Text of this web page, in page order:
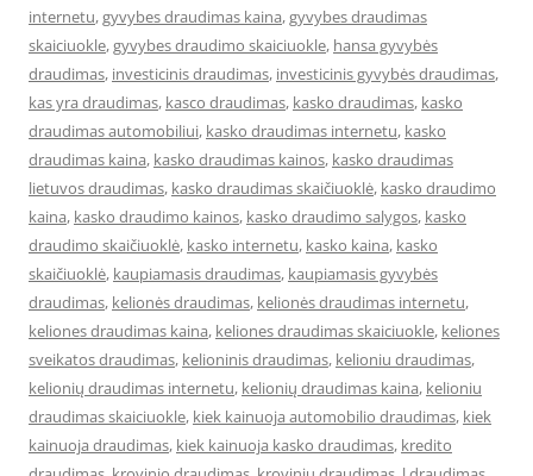
internetu,gyvybes draudimas kaina,gyvybes draudimas
skaiciuokle,gyvybes draudimo skaiciuokle, hansa gyvybės
draudimas, investicinis draudimas, investicinis gyvybės draudimas,
kas yra draudimas, kasco draudimas, kasko draudimas, kasko
draudimas automobiliui, kasko draudimas internetu, kasko
draudimas kaina, kasko draudimas kainos, kasko draudimas
lietuvos draudimas, kasko draudimas skaičiuoklė, kasko draudimo
kaina, kasko draudimo kainos, kasko draudimo salygos, kasko
draudimo skaičiuoklė, kasko internetu, kasko kaina, kasko
skaičiuoklė, kaupiamasis draudimas, kaupiamasis gyvybės
draudimas, kelionės draudimas, kelionės draudimas internetu,
keliones draudimas kaina, keliones draudimas skaiciuokle, keliones
sveikatos draudimas, kelioninis draudimas, kelioniu draudimas,
kelionių draudimas internetu, kelionių draudimas kaina, kelioniu
draudimas skaiciuokle, kiek kainuoja automobilio draudimas, kiek
kainuoja draudimas, kiek kainuoja kasko draudimas, kredito